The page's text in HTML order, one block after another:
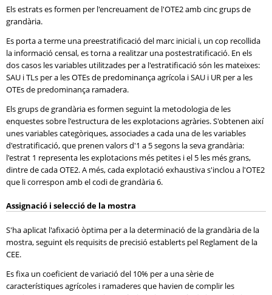
Els estrats es formen per l'encreuament de l'OTE2 amb cinc grups de
grandària.
Es porta a terme una preestratificació del marc inicial i, un cop recollida
la informació censal, es torna a realitzar una postestratificació. En els
dos casos les variables utilitzades per a l'estratificació són les mateixes:
SAU i TLs per a les OTEs de predominança agrícola i SAU i UR per a les
OTEs de predominança ramadera.
Els grups de grandària es formen seguint la metodologia de les
enquestes sobre l'estructura de les explotacions agràries. S'obtenen així
unes variables categòriques, associades a cada una de les variables
d'estratificació, que prenen valors d'1 a 5 segons la seva grandària:
l'estrat 1 representa les explotacions més petites i el 5 les més grans,
dintre de cada OTE2. A més, cada explotació exhaustiva s'inclou a l'OTE2
que li correspon amb el codi de grandària 6.
Assignació i selecció de la mostra
S'ha aplicat l'afixació òptima per a la determinació de la grandària de la
mostra, seguint els requisits de precisió establerts pel Reglament de la
CEE.
Es fixa un coeficient de variació del 10% per a una sèrie de
característiques agrícoles i ramaderes que havien de complir les